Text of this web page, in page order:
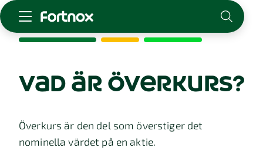
Skaffa Fortnox
För redovisningsbyrån
Logga in
vad är överkurs?
Överkurs är den del som överstiger det
nominella värdet på en aktie.